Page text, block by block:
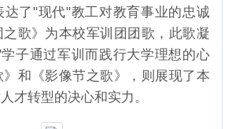
达了"现代"教工对教育事业的忠诚
歌》为本校军训团团歌，此歌凝
子通过军训而践行大学理想的心
和《影像节之歌》，则展现了本
才转型的决心和实力。